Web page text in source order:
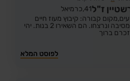
ז"ל41, כרמיאל
מקום קבורה: קיבוץ מעוז חיים
מטיאס ורעייתו יצאו לחגוג במסיבה ונרצחו. הם השאירו 2 בנות. יהי
זכרם ברוך
לפוסט המלא